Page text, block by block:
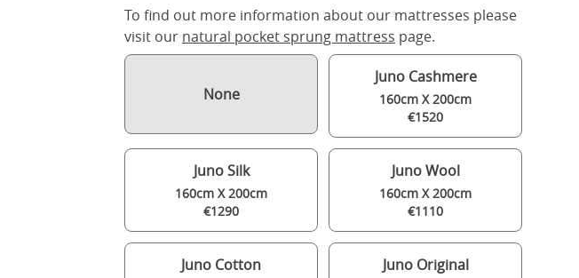
To find out more information about our mattresses please
visit our natural pocket sprung mattress page.
None
Juno Cashmere
160cm X 200cm
€1520
Juno Silk
160cm X 200cm
€1290
Juno Wool
160cm X 200cm
€1110
Juno Cotton Juno Original